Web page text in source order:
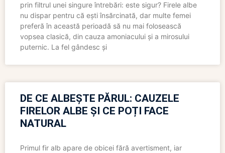
prin filtrul unei singure întrebări: este sigur? Firele albe
nu dispar pentru că ești însărcinată, dar multe femei
preferă în această perioadă să nu mai folosească
vopsea clasică, din cauza amoniacului și a mirosului
puternic. La fel gândesc și
DE CE ALBEȘTE PĂRUL: CAUZELE
FIRELOR ALBE ȘI CE POȚI FACE
NATURAL
Primul fir alb apare de obicei fără avertisment, iar